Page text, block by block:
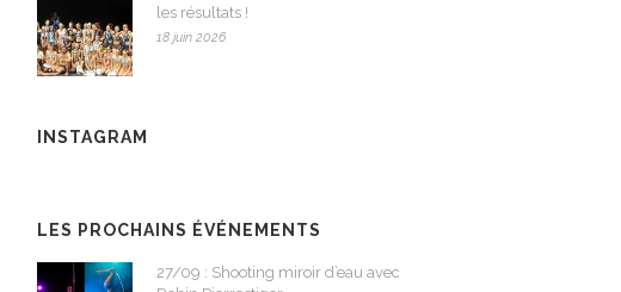
les résultats !
18 juin 2026
INSTAGRAM
LES PROCHAINS ÉVÉNEMENTS
27/09 : Shooting miroir d’eau avec